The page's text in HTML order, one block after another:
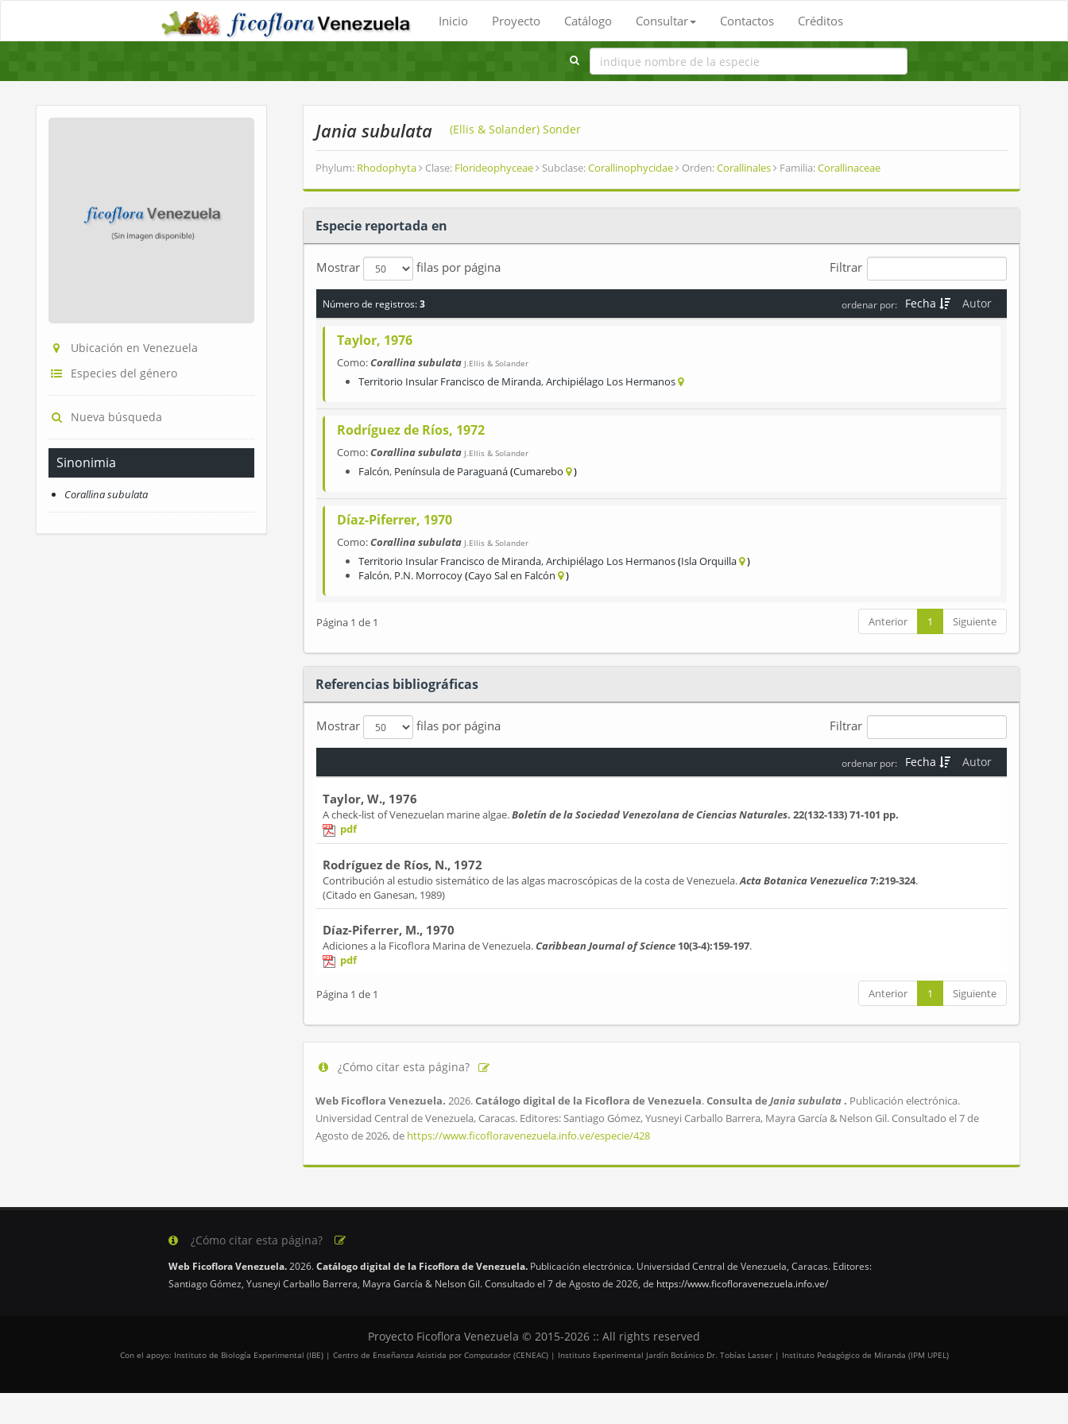
Inicio Proyecto Catálogo Consultar Contactos Créditos
Ubicación en Venezuela
Especies del género
Nueva búsqueda
Sinonimia
Corallina subulata
Jania subulata (Ellis & Solander) Sonder
Phylum: Rhodophyta Clase: Florideophyceae Subclase:Corallinophycidae Orden:Corallinales Familia:Corallinaceae
Especie reportada en
Mostrar filas por página Filtrar
Número de registros:3 Autor
Fecha
ordenar por:
Taylor, 1976
Como:Corallina subulata J.Ellis & Solander
Territorio Insular Francisco de Miranda,Archipiélago Los Hermanos
Rodríguez de Ríos, 1972
Como:Corallina subulata J.Ellis & Solander
Falcón, Península de Paraguaná Cumarebo
Díaz-Piferrer, 1970
Como:Corallina subulata J.Ellis & Solander
Territorio Insular Francisco de Miranda,Archipiélago Los Hermanos Isla Orquilla
Falcón, P.N. Morrocoy Cayo Sal en Falcón
Página 1 de 1 Anterior 1 Siguiente
Referencias bibliográficas
Mostrar filas por página Filtrar
Autor
Fecha
ordenar por:
Taylor, W., 1976
A check-list of Venezuelan marine algae.Boletín de la Sociedad Venezolana de Ciencias Naturales. 22(132-133)71-101 pp.
pdf
Rodríguez de Ríos, N., 1972
Contribución al estudio sistemático de las algas macroscópicas de la costa de Venezuela.Acta Botanica Venezuelica7:219-324.
(Citado en Ganesan, 1989)
Díaz-Piferrer, M., 1970
Adiciones a la Ficoflora Marina de Venezuela.Caribbean Journal of Science 10(3-4):159-197.
pdf
Página 1 de 1 Anterior 1 Siguiente
¿Cómo citar esta página?
Web Ficoflora Venezuela. 2026.Catálogo digital de la Ficoflora de Venezuela.Consulta de Jania subulata . Publicación electrónica.
Universidad Central de Venezuela, Caracas. Editores: Santiago Gómez, Yusneyi Carballo Barrera, Mayra García & Nelson Gil. Consultado el 7 de
Agosto de 2026, de https://www.ficofloravenezuela.info.ve/especie/428
¿Cómo citar esta página?
Web Ficoflora Venezuela.2026.Catálogo digital de la Ficoflora de Venezuela. Publicación electrónica. Universidad Central de Venezuela, Caracas. Editores:
Santiago Gómez, Yusneyi Carballo Barrera, Mayra García & Nelson Gil. Consultado el 7 de Agosto de 2026, de https://www.ficofloravenezuela.info.ve/
Proyecto Ficoflora Venezuela © 2015-2026 :: All rights reserved
Con el apoyo: Instituto de Biología Experimental (IBE) | Centro de Enseñanza Asistida por Computador (CENEAC) | Instituto Experimental Jardín Botánico Dr. Tobías Lasser | Instituto Pedagógico de Miranda (IPM UPEL)